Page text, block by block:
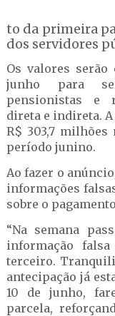
to da primeira
dos servidores
Os valores
junho para
pensionistas e
direta e indireta.
R$ 303,7
período junino.
Ao fazer o
informações
sobre o
“Na semana
informação
terceiro.
antecipação já
10 de junho,
parcela,